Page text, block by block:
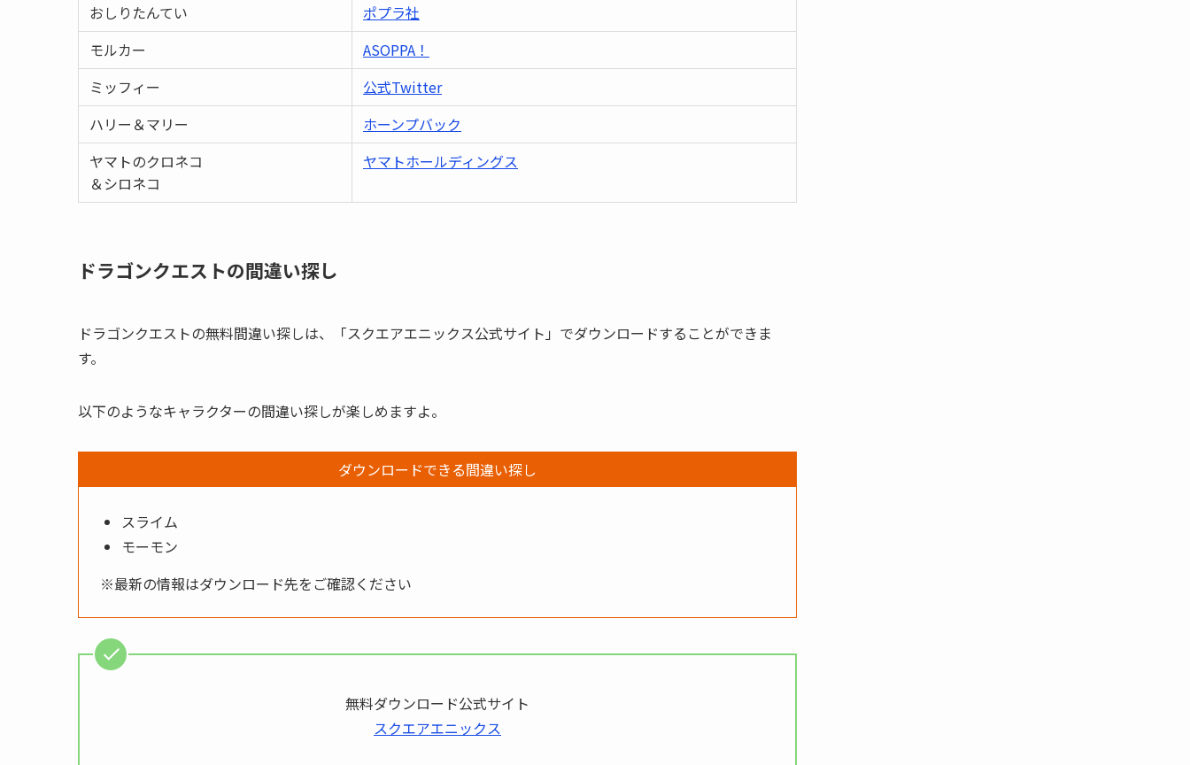
おしりたんてい
ポプラ社
モルカー
ASOPPA！
ミッフィー
公式Twitter
ハリー＆マリー
ホーンプバック
ヤマトのクロネコ
＆シロネコ
ヤマトホールディングス
ドラゴンクエストの間違い探し
ドラゴンクエストの無料間違い探しは、「スクエアエニックス公式サイト」でダウンロードすることができま
す。
以下のようなキャラクターの間違い探しが楽しめますよ。
ダウンロードできる間違い探し
スライム
モーモン
※最新の情報はダウンロード先をご確認ください
無料ダウンロード公式サイト
スクエアエニックス